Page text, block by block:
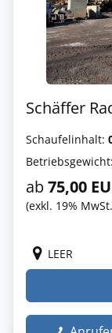
Schäffer
Schaufelinhalt:
Betriebsgewicht:
ab75,00
(exkl. 19%
LEER